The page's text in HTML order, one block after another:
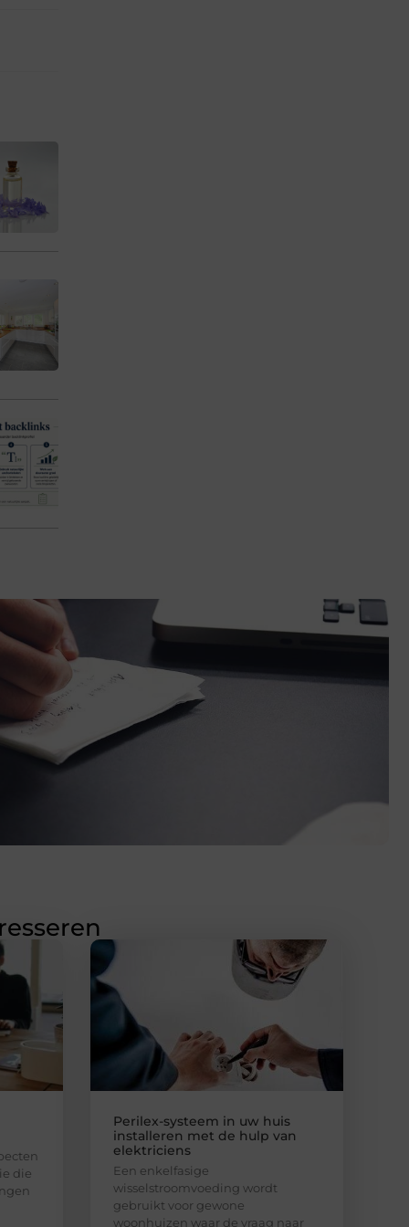
die
Perilex-systeem in uw huis
installeren met de hulp van
elektriciens
Een enkelfasige
wisselstroomvoeding wordt
gebruikt voor gewone
woonhuizen waar de vraag naar